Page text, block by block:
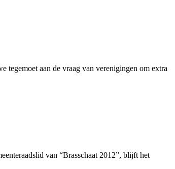
tegemoet aan de vraag van verenigingen om extra
van “Brasschaat 2012”, blijft het